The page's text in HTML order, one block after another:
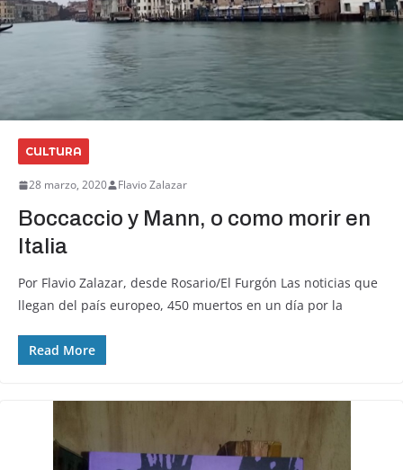
CULTURA
28 marzo, 2020 Flavio Zalazar
Boccaccio y Mann, o como morir en
Italia
Por Flavio Zalazar, desde Rosario/El Furgón Las noticias que
llegan del país europeo, 450 muertos en un día por la
Read More